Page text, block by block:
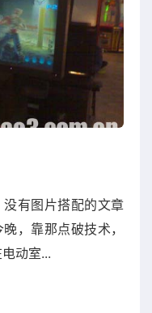
有图片搭配的文章
，靠那点破技术，
动室...